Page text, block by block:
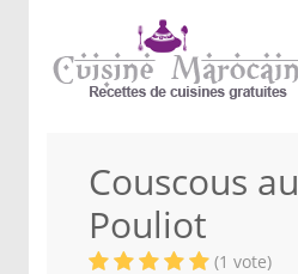
Couscous au
Pouliot
(1 vote)